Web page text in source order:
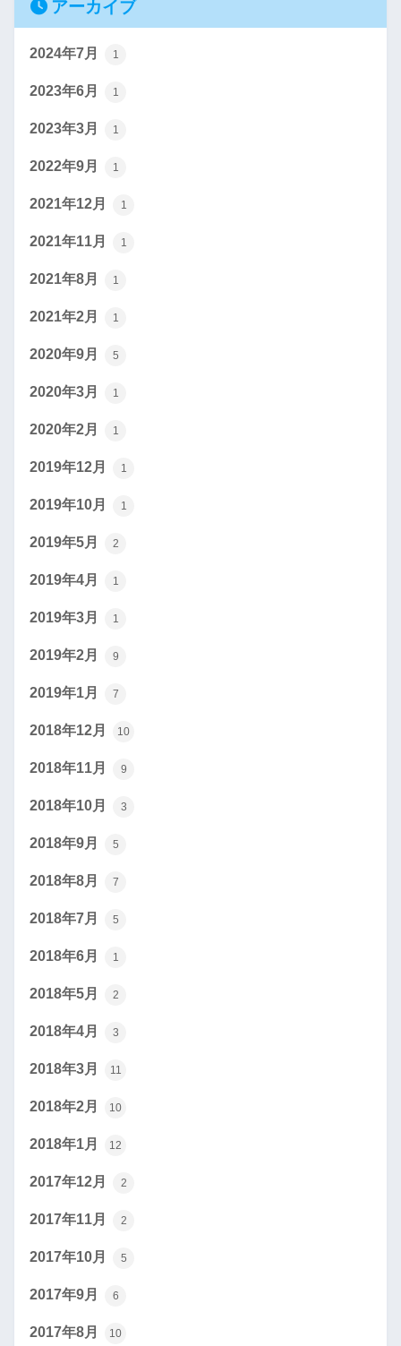
アーカイブ
2024年7月 1
2023年6月 1
2023年3月 1
2022年9月 1
2021年12月 1
2021年11月 1
2021年8月 1
2021年2月 1
2020年9月 5
2020年3月 1
2020年2月 1
2019年12月 1
2019年10月 1
2019年5月 2
2019年4月 1
2019年3月 1
2019年2月 9
2019年1月 7
2018年12月 10
2018年11月 9
2018年10月 3
2018年9月 5
2018年8月 7
2018年7月 5
2018年6月 1
2018年5月 2
2018年4月 3
2018年3月 11
2018年2月 10
2018年1月 12
2017年12月 2
2017年11月 2
2017年10月 5
2017年9月 6
2017年8月 10